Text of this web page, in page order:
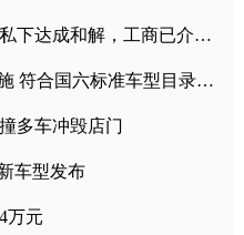
奔驰漏油事件最新进展：双方私下达成和解，工商已介入调查
“国六排放标准”7月1号正式实施 符合国六标准车型目录一览
多车冲毁店门
车型发布
万元